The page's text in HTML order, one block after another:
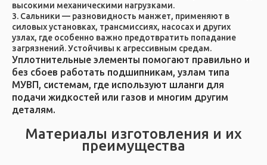
высокими механическими нагрузками.
Сальники — разновидность манжет, применяют в
силовых установках, трансмиссиях, насосах и других
узлах, где особенно важно предотвратить попадание
загрязнений. Устойчивы к агрессивным средам.
Уплотнительные элементы помогают правильно и
без сбоев работать подшипникам, узлам типа
МУВП, системам, где используют шланги для
подачи жидкостей или газов и многим другим
деталям.
Материалы изготовления и их
преимущества